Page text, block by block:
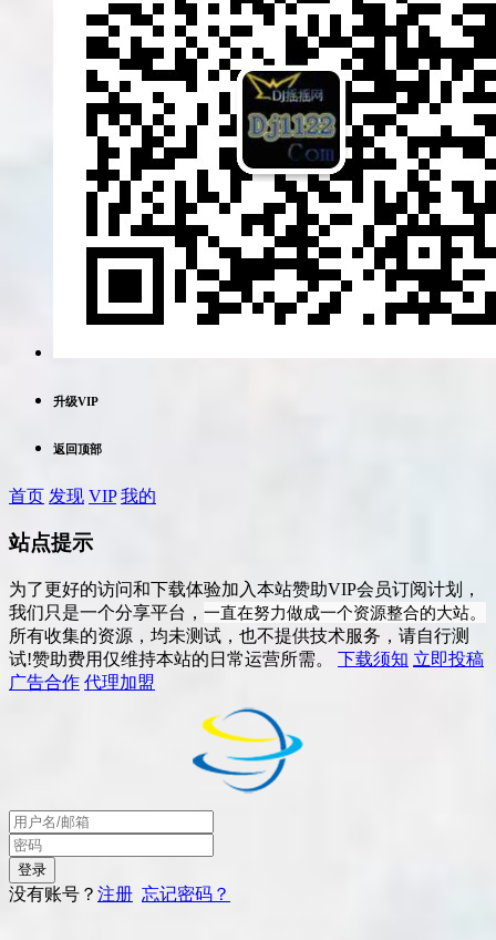
升级VIP
返回顶部
首页 发现 VIP 我的
站点提示
为了更好的访问和下载体验加入本站赞助VIP会员订阅计划，
我们只是一个分享平台， 一直在努力做成一个资源整合的大站。
所有收集的资源，均未测试，也不提供技术服务，请自行测
试!赞助费用仅维持本站的日常运营所需。 下载须知 立即投稿
广告合作 代理加盟
没有账号？ 注册 忘记密码？